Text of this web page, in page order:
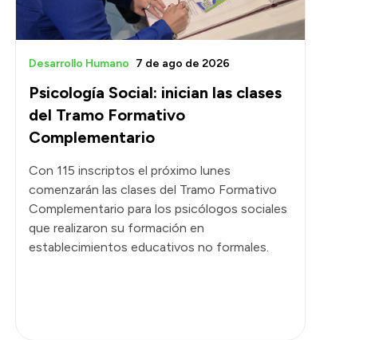
Psicología Social: inician las clases
del Tramo Formativo
Complementario
Desarrollo Humano 7 de ago de 2026
Con 115 inscriptos el próximo lunes
comenzarán las clases del Tramo Formativo
Complementario para los psicólogos sociales
que realizaron su formación en
establecimientos educativos no formales.